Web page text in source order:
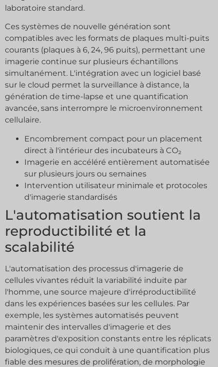
laboratoire standard.
Ces systèmes de nouvelle génération sont
compatibles avec les formats de plaques multi-puits
courants (plaques à 6, 24, 96 puits), permettant une
imagerie continue sur plusieurs échantillons
simultanément. L'intégration avec un logiciel basé
sur le cloud permet la surveillance à distance, la
génération de time-lapse et une quantification
avancée, sans interrompre le microenvironnement
cellulaire.
Encombrement compact pour un placement
direct à l'intérieur des incubateurs à CO₂
Imagerie en accéléré entièrement automatisée
sur plusieurs jours ou semaines
Intervention utilisateur minimale et protocoles
d'imagerie standardisés
L'automatisation soutient la
reproductibilité et la
scalabilité
L'automatisation des processus d'imagerie de
cellules vivantes réduit la variabilité induite par
l'homme, une source majeure d'irréproductibilité
dans les expériences basées sur les cellules. Par
exemple, les systèmes automatisés peuvent
maintenir des intervalles d'imagerie et des
paramètres d'exposition constants entre les réplicats
biologiques, ce qui conduit à une quantification plus
fiable des mesures de prolifération, de morphologie